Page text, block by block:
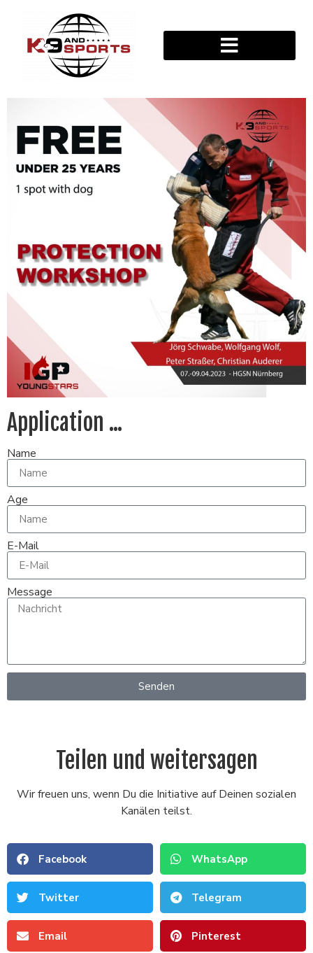
Application ...
Name
Age
E-Mail
Message
Senden
Teilen und weitersagen
Wir freuen uns, wenn Du die Initiative auf Deinen sozialen
Kanälen teilst.
Facebook WhatsApp
Twitter Telegram
Email Pinterest